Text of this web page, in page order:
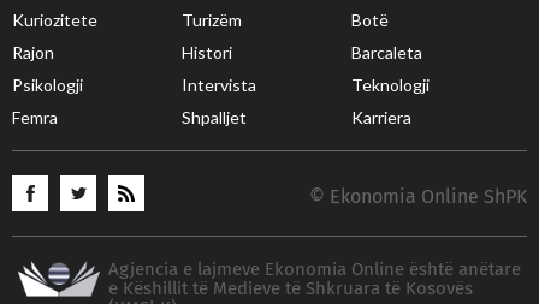
Kuriozitete
Turizëm
Botë
Rajon
Histori
Barcaleta
Psikologji
Intervista
Teknologji
Femra
Shpalljet Karriera
© Ekonomia Online ShPK
Agjencia e lajmeve Ekonomia Online është anëtare
e Këshillit të Medieve të Shkruara të Kosovës